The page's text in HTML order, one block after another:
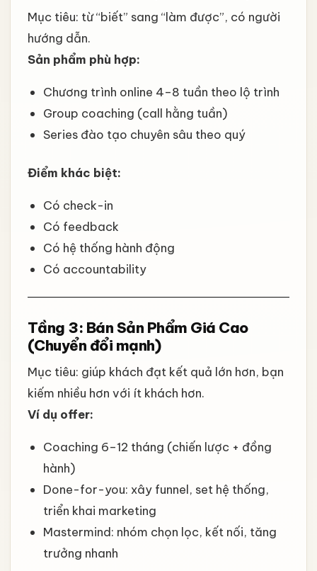
Mục tiêu: từ “biết” sang “làm được”, có người
hướng dẫn.
Sản phẩm phù hợp:
Chương trình online 4–8 tuần theo lộ trình
Group coaching (call hằng tuần)
Series đào tạo chuyên sâu theo quý
Điểm khác biệt:
Có check-in
Có feedback
Có hệ thống hành động
Có accountability
Tầng 3: Bán Sản Phẩm Giá Cao
(Chuyển đổi mạnh)
Mục tiêu: giúp khách đạt kết quả lớn hơn, bạn
kiếm nhiều hơn với ít khách hơn.
Ví dụ offer:
Coaching 6–12 tháng (chiến lược + đồng
hành)
Done-for-you: xây funnel, set hệ thống,
triển khai marketing
Mastermind: nhóm chọn lọc, kết nối, tăng
trưởng nhanh